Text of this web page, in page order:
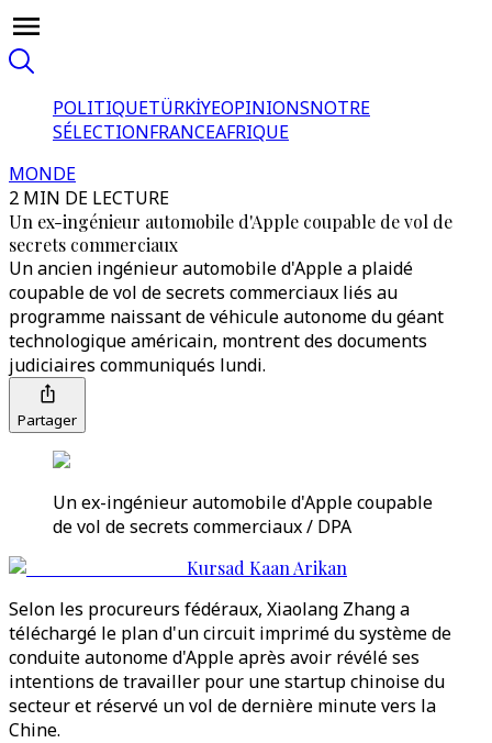
POLITIQUETÜRKİYEOPINIONSNOTRE
SÉLECTIONFRANCEAFRIQUE
MONDE
2 MIN DE LECTURE
Un ex-ingénieur automobile d'Apple coupable de vol de
secrets commerciaux
Un ancien ingénieur automobile d'Apple a plaidé
coupable de vol de secrets commerciaux liés au
programme naissant de véhicule autonome du géant
technologique américain, montrent des documents
judiciaires communiqués lundi.
Partager
Un ex-ingénieur automobile d'Apple coupable
de vol de secrets commerciaux / DPA
Kursad Kaan Arikan
Selon les procureurs fédéraux, Xiaolang Zhang a
téléchargé le plan d'un circuit imprimé du système de
conduite autonome d'Apple après avoir révélé ses
intentions de travailler pour une startup chinoise du
secteur et réservé un vol de dernière minute vers la
Chine.